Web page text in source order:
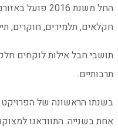
חקלאים, תלמידים, חוקרים,
תושבי חבל אילות לוקחים
תרבותיים.
בשנתו הראשונה של הפרויקט
אחת בשנייה. התוודאנו